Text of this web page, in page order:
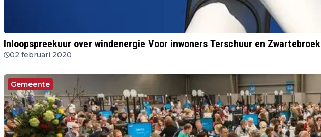
Inloopspreekuur over windenergie Voor inwoners Terschuur en Zwartebroek
02 februari 2020
Gemeente